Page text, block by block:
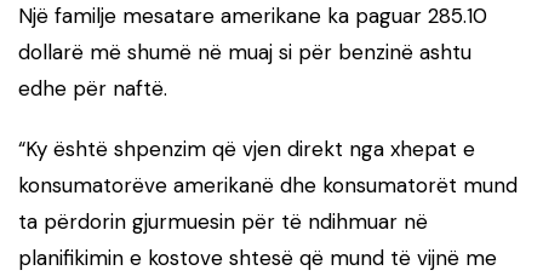
Një familje mesatare amerikane ka paguar 285.10
dollarë më shumë në muaj si për benzinë ​​ashtu
edhe për naftë.
“Ky është shpenzim që vjen direkt nga xhepat e
konsumatorëve amerikanë dhe konsumatorët mund
ta përdorin gjurmuesin për të ndihmuar në
planifikimin e kostove shtesë që mund të vijnë me